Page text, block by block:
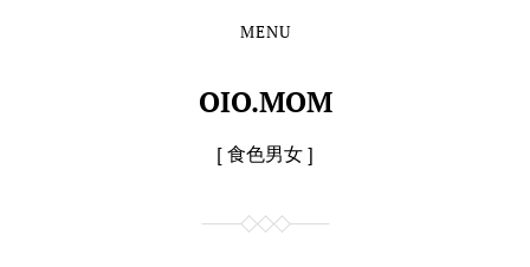
MENU
OIO.MOM
[ 食色男女 ]